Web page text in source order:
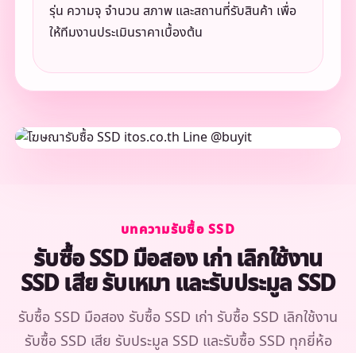
รุ่น ความจุ จำนวน สภาพ และสถานที่รับสินค้า เพื่อ
ให้ทีมงานประเมินราคาเบื้องต้น
บทความรับซื้อ SSD
รับซื้อ SSD มือสอง เก่า เลิกใช้งาน
SSD เสีย รับเหมา และรับประมูล SSD
รับซื้อ SSD มือสอง รับซื้อ SSD เก่า รับซื้อ SSD เลิกใช้งาน
รับซื้อ SSD เสีย รับประมูล SSD และรับซื้อ SSD ทุกยี่ห้อ